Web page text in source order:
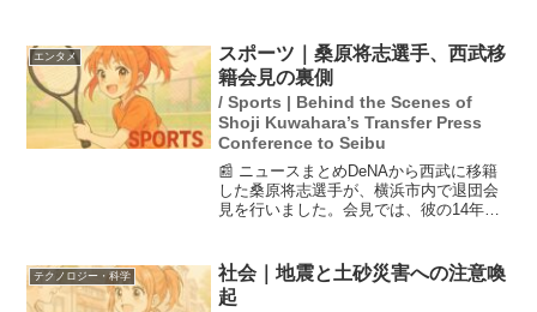
佐藤二朗と橋本愛の間のトラブルが影響
しています。上層部から...
エンタメ
スポーツ｜桑原将志選手、西武移
籍会見の裏側
/ Sports | Behind the Scenes of
Shoji Kuwahara’s Transfer Press
Conference to Seibu
📰 ニュースまとめDeNAから西武に移籍
した桑原将志選手が、横浜市内で退団会
見を行いました。会見では、彼の14年間
が強調されました。桑原選手は、プロ初
打席の思い出を振...
テクノロジー・科学
社会｜地震と土砂災害への注意喚
起